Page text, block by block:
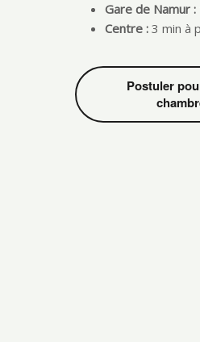
Gare de Namur :
Centre : 3 min à
Postuler